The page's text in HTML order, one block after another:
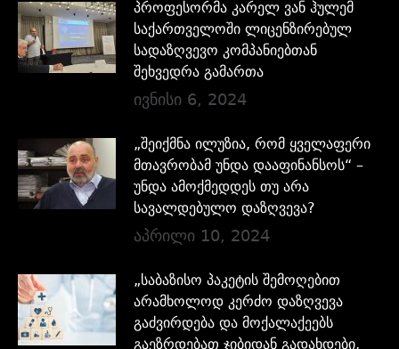
პროფესორმა კარელ ვან ჰულემ
საქართველოში ლიცენზირებულ
სადაზღვევო კომპანიებთან
შეხვედრა გამართა
ივნისი 6, 2024
„შეიქმნა ილუზია, რომ ყველაფერი
მთავრობამ უნდა დააფინანსოს“ –
უნდა ამოქმედდეს თუ არა
სავალდებულო დაზღვევა?
აპრილი 10, 2024
„საბაზისო პაკეტის შემოღებით
არამხოლოდ კერძო დაზღვევა
გაძვირდება და მოქალაქეებს
გაეზრდებათ ჯიბიდან გადახდები,